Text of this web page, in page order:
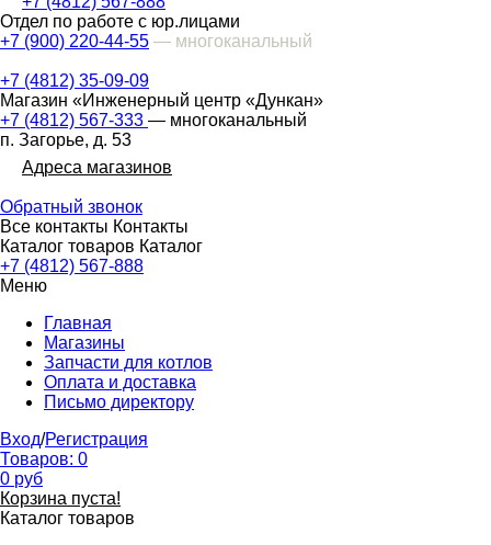
Отдел по работе с юр.лицами
+7 (900) 220-44-55 — многоканальный
+7 (4812) 35-09-09
Магазин «Инженерный центр «Дункан»
+7 (4812) 567-333 — многоканальный
п. Загорье, д. 53
Адреса магазинов
Обратный звонок
Все контакты Контакты
Каталог товаров Каталог
+7 (4812) 567-888
Меню
Главная
Магазины
Запчасти для котлов
Оплата и доставка
Письмо директору
Вход/Регистрация
Товаров: 0
0 руб
Корзина пуста!
Каталог товаров